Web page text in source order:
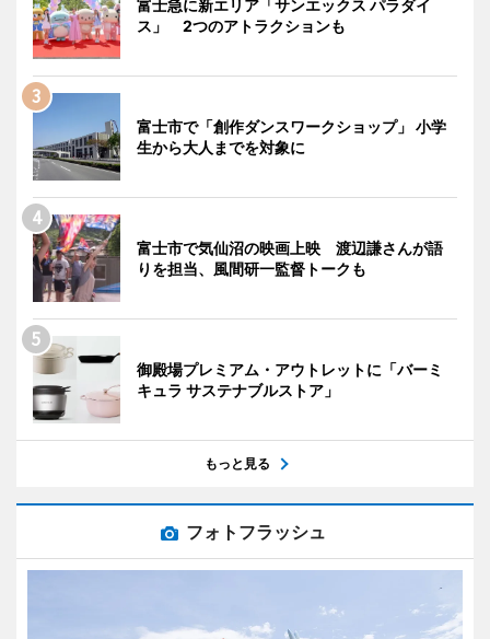
富士急に新エリア「サンエックス パラダイ
ス」 2つのアトラクションも
富士市で「創作ダンスワークショップ」 小学
生から大人までを対象に
富士市で気仙沼の映画上映 渡辺謙さんが語
りを担当、風間研一監督トークも
御殿場プレミアム・アウトレットに「バーミ
キュラ サステナブルストア」
もっと見る
フォトフラッシュ